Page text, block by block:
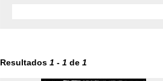
Resultados 1 - 1 de 1